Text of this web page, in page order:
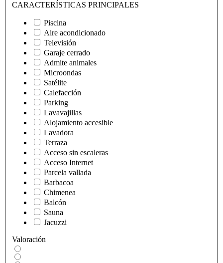
CARACTERÍSTICAS PRINCIPALES
Piscina
Aire acondicionado
Televisión
Garaje cerrado
Admite animales
Microondas
Satélite
Calefacción
Parking
Lavavajillas
Alojamiento accesible
Lavadora
Terraza
Acceso sin escaleras
Acceso Internet
Parcela vallada
Barbacoa
Chimenea
Balcón
Sauna
Jacuzzi
Valoración